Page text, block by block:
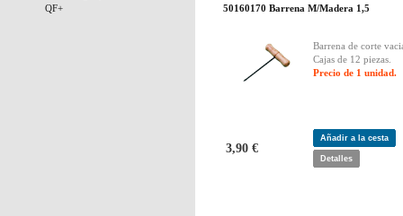
QF+
50160170 Barrena M/Madera 1,5
Barrena de corte
Cajas de 12 piezas.
Precio de 1 unidad.
3,90 €
Añadir a la cesta
Detalles